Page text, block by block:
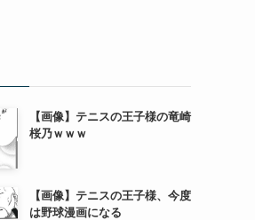
【画像】テニスの王子様の竜崎
桜乃ｗｗｗ
【画像】テニスの王子様、今度
は野球漫画になる